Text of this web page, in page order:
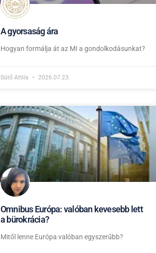
A gyorsaság ára
Hogyan formálja át az MI a gondolkodásunkat?
Sütő Attila 2026.07.23.
Omnibus Európa: valóban kevesebb lett
a bürokrácia?
Mitől lenne Európa valóban egyszerűbb?